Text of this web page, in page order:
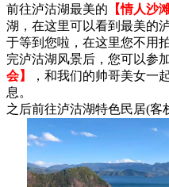
前往泸沽湖最美的 【情人沙
湖，在这里可以看到最美的
于等到您啦，在这里您不用
完泸沽湖风景后，您可以参
会】
，和我们的帅哥美女一
息。
之后前往泸沽湖特色民居(客